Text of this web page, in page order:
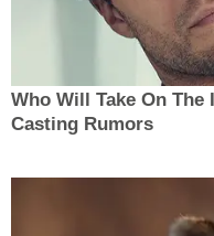
Who Will Take On
Casting Rumors